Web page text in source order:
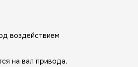
воздействием
на вал привода,